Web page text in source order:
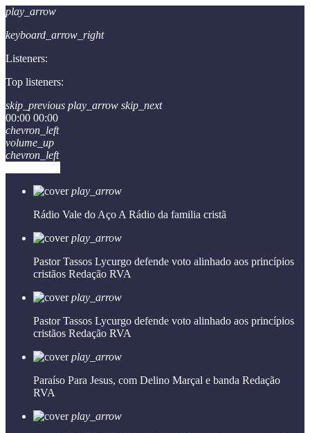
play_arrow
keyboard_arrow_right
Listeners:
Top listeners:
skip_previous play_arrow skip_next
00:00 00:00
chevron_left
volume_up
chevron_left
play_arrow
Rádio Vale do Aço A Rádio da familia cristã
play_arrow
Pastor Tassos Lycurgo defende voto alinhado aos princípios
cristãos Redação RVA
play_arrow
Pastor Tassos Lycurgo defende voto alinhado aos princípios
cristãos Redação RVA
play_arrow
Paraíso Para Jesus, com Delino Marçal e banda Redação
RVA
play_arrow